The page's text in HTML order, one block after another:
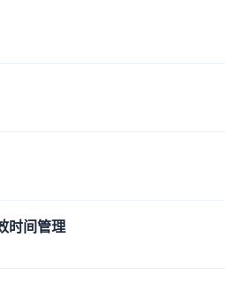
时间管理